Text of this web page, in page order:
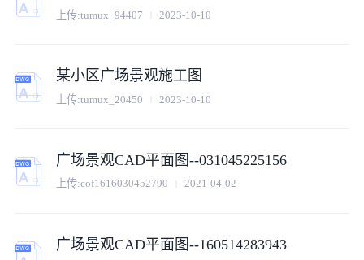
上传:tumux_94407 2023-10-10
某小区广场景观施工图
上传:tumux_20450 2023-10-10
广场景观CAD平面图--031045225156
上传:cof1616030452790 2021-04-02
广场景观CAD平面图--160514283943